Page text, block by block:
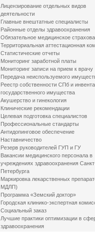
Лицензирование отдельных видов
деятельности
Главные внештатные специалисты
Районные отделы здравоохранения
Обязательное медицинское
Территориальная аттестационная
Статистические отчеты
Мониторинг заработной платы
Мониторинг записи на прием к врачу
Передача неиспользуемого
Реестр собственности СПб и
государственного имущества
Акушерство и гинекология
Клинические рекомендации
Целевая подготовка специалистов
Профессиональные стандарты
Антидопинговое обеспечение
Наставничество
Резерв руководителей ГУП и ГУ
Вакансии медицинского персонала в
учреждениях здравоохранения
Петербурга
Маркировка лекарственных
МДЛП)
Программа «Земский доктор»
Городская клинико-экспертная
Социальный заказ
Лучшие практики оптимизации в
здравоохранения